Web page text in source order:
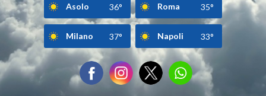
Asolo 36° Roma 35°
Milano 37° Napoli 33°